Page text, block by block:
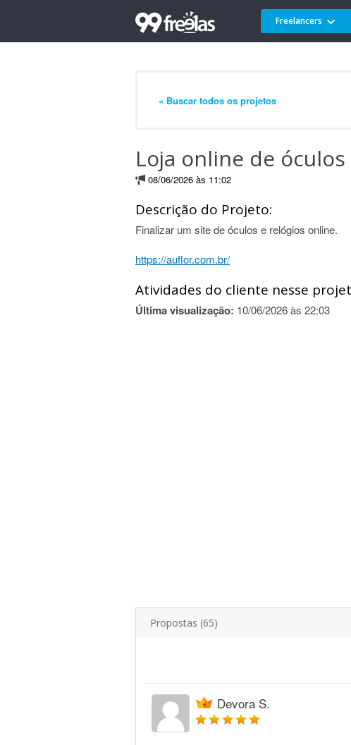
Freelancers
« Buscar todos os projetos
Loja online de
08/06/2026 às 11:02
Descrição do Projeto:
Finalizar um site de óculos e relógios online.
https://auflor.com.br/
Atividades do cliente nesse
Última visualização: 10/06/2026 às 22:03
Propostas (65)
Devora S.